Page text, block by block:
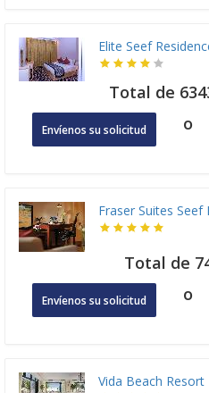
Elite Seef
Total de
Envíenos su solicitud o
Fraser Suites Seef
Total de
Envíenos su solicitud o
Vida Beach